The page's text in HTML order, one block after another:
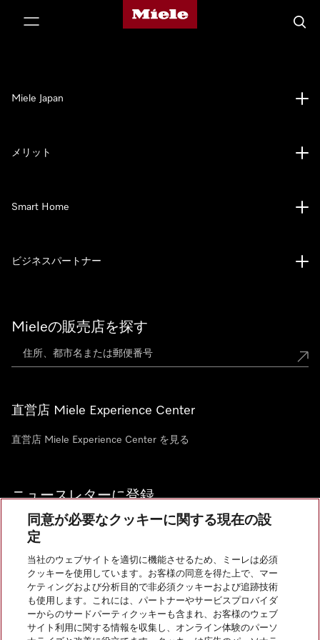
Mieleのホームページ
検索
Mieleの販売店を探す
直営店 Miele Experience Center
直営店 Miele Experience Center を見る
ニュースレターに登録
お問い合わせ
Miele Japan
メリット
Smart Home
ビジネスパートナー
InstagramのMiele
YoutubeのMiele
同意が必要なクッキーに関する現在の設
定
当社のウェブサイトを適切に機能させるため、ミーレは必須
クッキーを使用しています。お客様の同意を得た上で、マー
ケティングおよび分析目的で非必須クッキーおよび追跡技術
も使用します。これには、パートナーやサービスプロバイダ
ーからのサードパーティクッキーも含まれ、お客様のウェブ
サイト利用に関する情報を収集し、オンライン体験のパーソ